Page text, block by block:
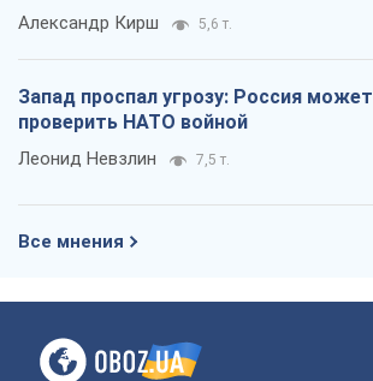
Александр Кирш 5,6 т.
Запад проспал угрозу: Россия может
проверить НАТО войной
Леонид Невзлин 7,5 т.
Все мнения